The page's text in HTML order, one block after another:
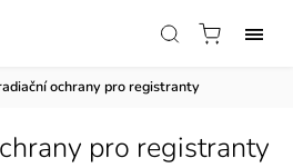
ochrany pro registranty
pro registranty